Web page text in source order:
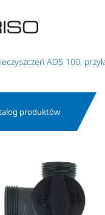
ADS 100,
produktów